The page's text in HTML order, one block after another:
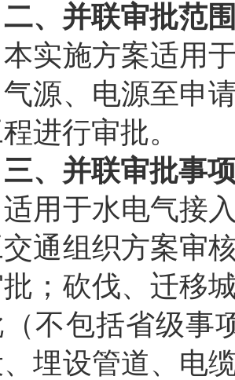
二、并联审批范
本实施方案适用
源、电源至申
进行审批。
三、并联审批事
适用于水电气接
通组织方案审
；砍伐、迁移
不包括省级事
埋设管道、电